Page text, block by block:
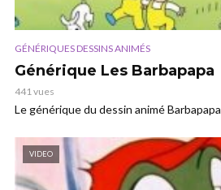
GÉNÉRIQUES DESSINS ANIMÉS
Générique Les Barbapapa
441 vues
Le générique du dessin animé Barbapapa
VIDEO